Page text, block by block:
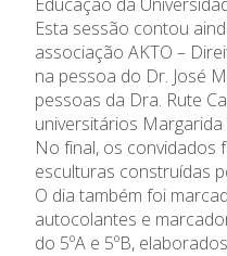
Esta sessão contou
associação AKTO –
na pessoa do Dr. José
pessoas da Dra. Rute
universitários Margarida
No final, os convidados
esculturas construídas
O dia também foi
autocolantes e
do 5ºA e 5ºB,